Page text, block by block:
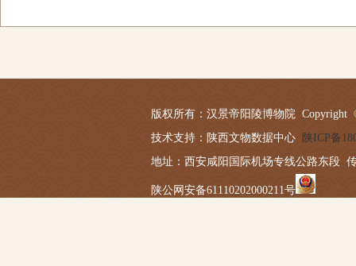
版权所有：汉景帝阳陵博物院 Copyright
技术支持：陕西文物数据中心 陕ICP备
地址：西安咸阳国际机场专线公路东段
陕公网安备61110202000211号